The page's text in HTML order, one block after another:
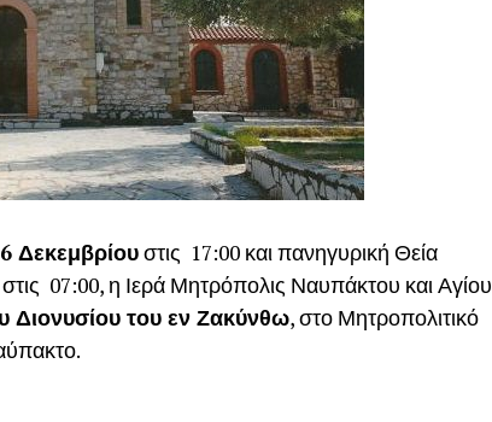
Δεκεμβρίουστις 17:00 και πανηγυρική Θεία
στις 07:00, η Ιερά Μητρόπολις Ναυπάκτου και Αγίου
Διονυσίου του εν Ζακύνθω, στο Μητροπολιτικό